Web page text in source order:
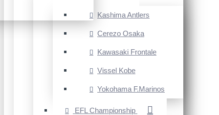
Kashima Antlers
Cerezo Osaka
Kawasaki Frontale
Vissel Kobe
Yokohama F.Marinos
EFL Championship